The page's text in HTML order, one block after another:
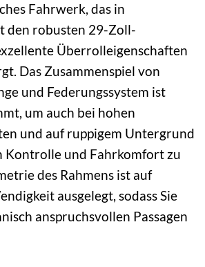
Fahrwerk, das in
den robusten 29-Zoll-
Überrolleigenschaften
Das Zusammenspiel von
und Federungssystem ist
um auch bei hohen
und auf ruppigem Untergrund
Kontrolle und Fahrkomfort zu
des Rahmens ist auf
ausgelegt, sodass Sie
anspruchsvollen Passagen